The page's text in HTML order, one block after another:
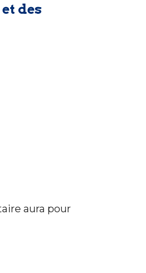
des
aura pour